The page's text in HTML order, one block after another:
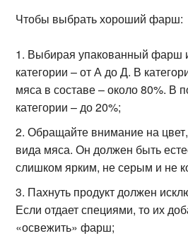
Чтобы выбрать хороший фарш:
Выбирая упакованный фарш
категории – от А до Д. В
мяса в составе – около 80%. В
категории – до 20%;
Обращайте внимание на
вида мяса. Он должен быть
слишком ярким, не серым и не
Пахнуть продукт должен
Если отдает специями, то их
«освежить» фарш;